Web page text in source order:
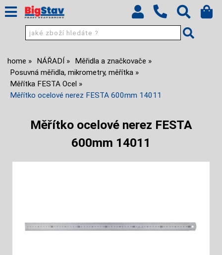
home NÁŘADÍ
Měřidla a značkovače
Posuvná měřidla, mikrometry, měřítka
Měřítka FESTA Ocel
Měřítko ocelové nerez FESTA 600mm 14011
Měřítko ocelové nerez FESTA
600mm 14011